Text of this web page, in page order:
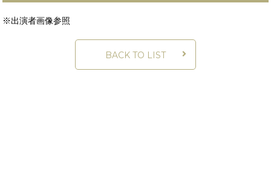
※出演者画像参照
BACK TO LIST